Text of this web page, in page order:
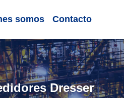
somos Contacto
Dresser